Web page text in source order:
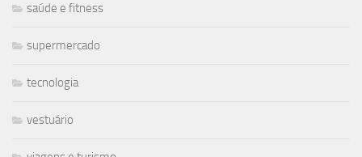
saúde e fitness
supermercado
tecnologia
vestuário